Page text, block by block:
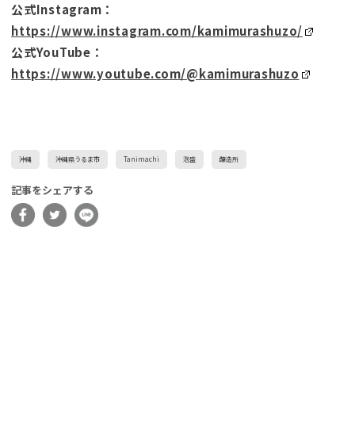
公式Instagram：
https://www.instagram.com/kamimurashuzo/
公式YouTube：
https://www.youtube.com/@kamimurashuzo
沖縄 沖縄県うるま市 Tanimachi 泡盛 醸造所
記事をシェアする